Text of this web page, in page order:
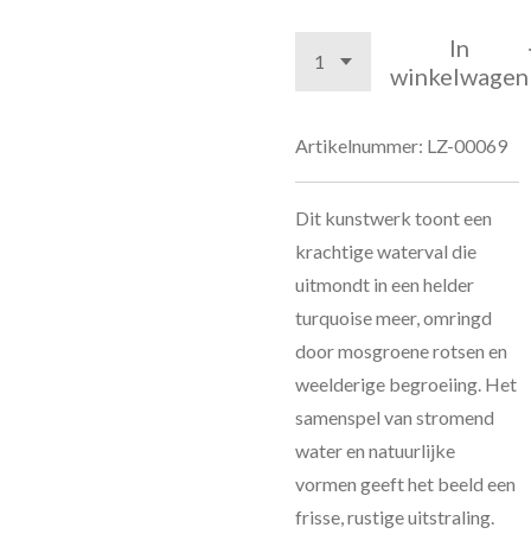
In
winkelwagen
Artikelnummer: LZ-00069
Dit kunstwerk toont een
krachtige waterval die
uitmondt in een helder
turquoise meer, omringd
door mosgroene rotsen en
weelderige begroeiing. Het
samenspel van stromend
water en natuurlijke
vormen geeft het beeld een
frisse, rustige uitstraling.